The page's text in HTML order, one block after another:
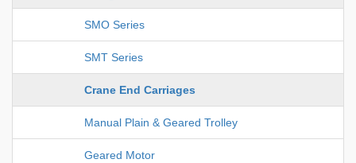
SMO Series
SMT Series
Crane End Carriages
Manual Plain & Geared Trolley
Geared Motor